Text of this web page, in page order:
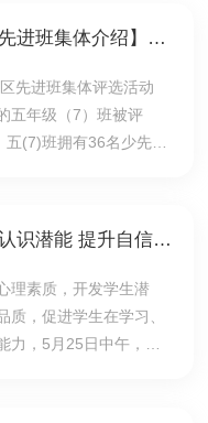
【小学德育•海淀区先进班集体介绍】以荷之品性，育生之品格——五（7）班班级介绍
先进班集体评选活动
五年级（7）班被评
五(7)班拥有36名少先队
【小学·心理健康】认识潜能 提升自信——我校四年级组举办心理健康教育讲座
理素质，开发学生潜
质，促进学生在学习、
力，5月25日中午，四